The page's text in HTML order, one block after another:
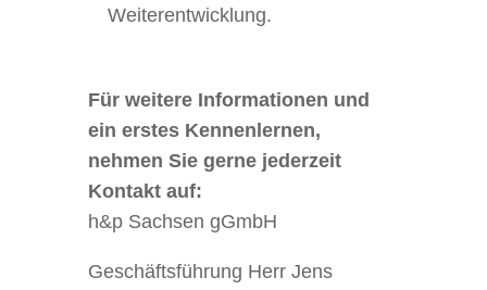
Weiterentwicklung.
Für weitere Informationen und
ein erstes Kennenlernen,
nehmen Sie gerne jederzeit
Kontakt auf:
h&p Sachsen gGmbH
Geschäftsführung Herr Jens